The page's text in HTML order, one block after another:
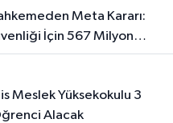
İçin 567 Milyon
Alacak